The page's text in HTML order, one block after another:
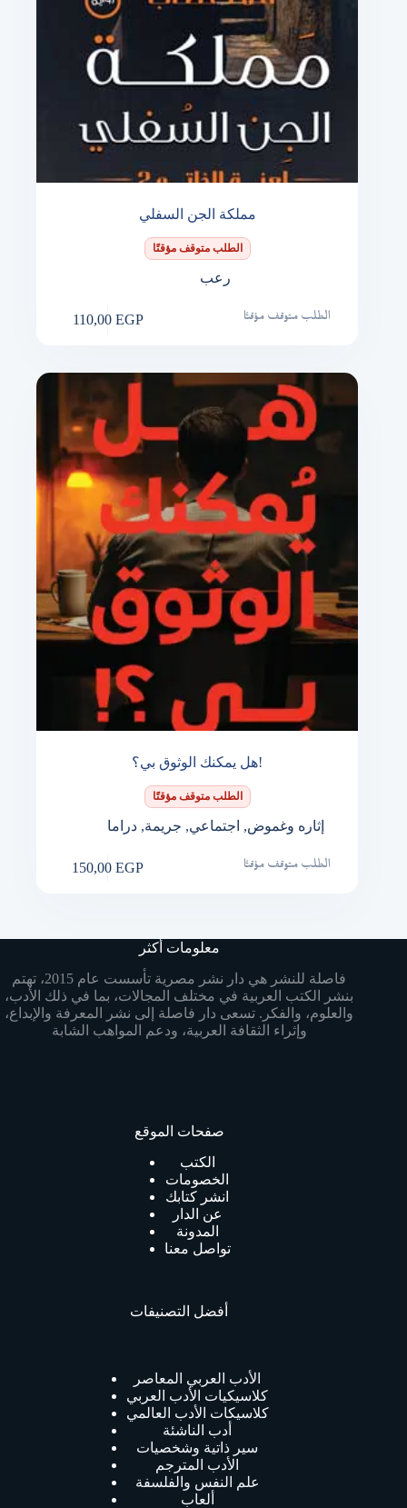
مملكة الجن السفلي
الطلب متوقف مؤقتًا
رعب
110,00 EGP الطلب متوقف مؤقتًا
هل يمكنك الوثوق بي؟!
الطلب متوقف مؤقتًا
إثاره وغموض, اجتماعي, جريمة,دراما
150,00EGP الطلب متوقف مؤقتًا
معلومات أكثر
فاصلة للنشر هي دار نشر مصرية تأسست عام 2015، تهتم
بنشر الكتب العربية في مختلف المجالات، بما في ذلك الأدب،
والعلوم، والفكر. تسعى دار فاصلة إلى نشر المعرفة والإبداع،
وإثراء الثقافة العربية، ودعم المواهب الشابة
صفحات الموقع
الكتب
الخصومات
انشر كتابك
عن الدار
المدونة
تواصل معنا
أفضل التصنيفات
الأدب العربي المعاصر
كلاسيكيات الأدب العربي
كلاسيكات الأدب العالمي
أدب الناشئة
سير ذاتية وشخصيات
الأدب المترجم
علم النفس والفلسفة
ألعاب